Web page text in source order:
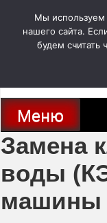
содержимому
Новости про
Меню
Замена
воды
машины
Мы используем
нашего сайта.
будем считать